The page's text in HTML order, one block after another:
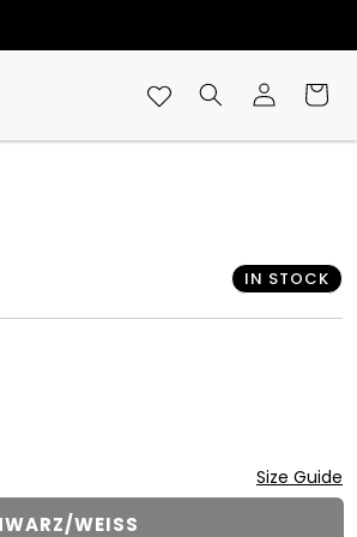
Einloggen
IN STOCK
Size Guide
WEISS